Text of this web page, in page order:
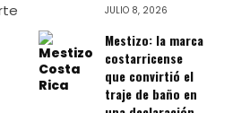
JULIO 8, 2026
Mestizo: la marca
costarricense
que convirtió el
traje de baño en